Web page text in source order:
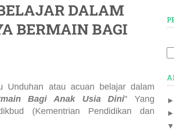
DALAM
BERMAIN BAGI
Unduhan atau acuan belajar dalam
Bagi Anak Usia Dini" Yang
(Kementrian Pendidikan dan
►
►
▼